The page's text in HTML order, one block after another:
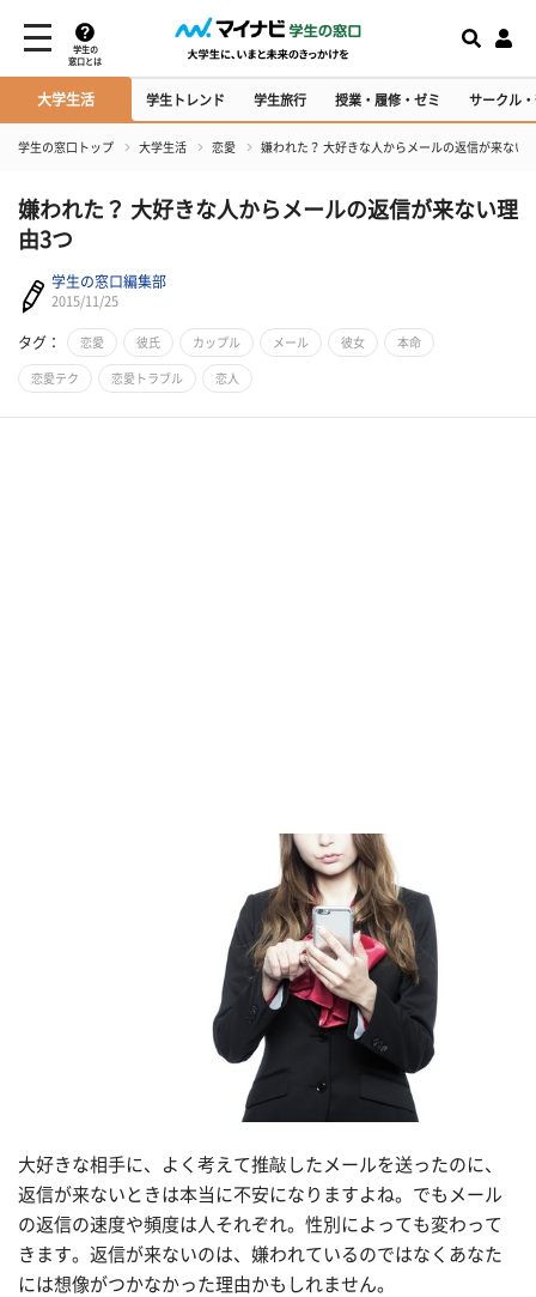
学生の
窓口とは
大学生活 学生トレンド 学生旅行 授業・履修・ゼミ サークル
学生の窓口トップ 大学生活 恋愛 嫌われた？ 大好きな人からメールの返信が来ない
嫌われた？ 大好きな人からメールの返信が来ない理
由3つ
学生の窓口編集部
2015/11/25
タグ： 恋愛 彼氏 カップル メール 彼女 本命
恋愛テク 恋愛トラブル 恋人
大好きな相手に、よく考えて推敲したメールを送ったのに、
返信が来ないときは本当に不安になりますよね。でもメール
の返信の速度や頻度は人それぞれ。性別によっても変わって
きます。返信が来ないのは、嫌われているのではなくあなた
には想像がつかなかった理由かもしれません。